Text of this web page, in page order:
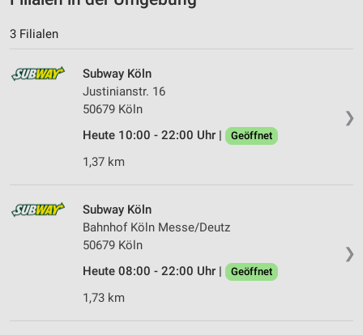
3 Filialen
❯
Subway Köln
Justinianstr. 16
50679 Köln
Heute 10:00 - 22:00 Uhr |
Geöffnet
1,37 km
❯
Subway Köln
Bahnhof Köln Messe/Deutz
50679 Köln
Heute 08:00 - 22:00 Uhr |
Geöffnet
1,73 km